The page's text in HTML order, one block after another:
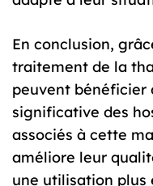
En conclusion,
traitement de la
peuvent bénéficier
significative des
associés à cette
améliore leur
une utilisation plus